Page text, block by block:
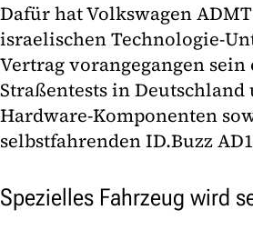
Dafür hat Volkswagen
israelischen Technologie-
Vertrag vorangegangen
Straßentests in
Hardware-Komponenten
selbstfahrenden ID.Buzz
Spezielles Fahrzeug wird